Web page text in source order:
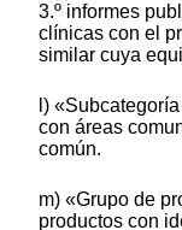
3.º informes
clínicas con el
similar cuya
l)
con áreas
común.
m) «Grupo de
productos con